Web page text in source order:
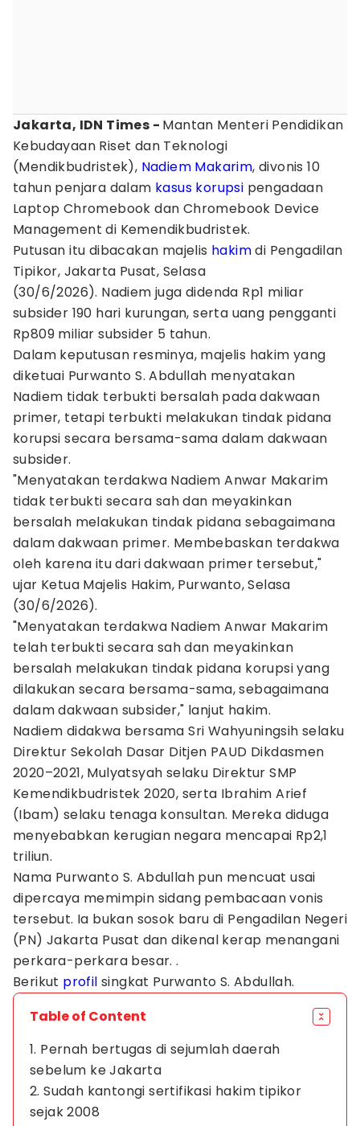
Jakarta, IDN Times - Mantan Menteri Pendidikan
Kebudayaan Riset dan Teknologi
(Mendikbudristek), Nadiem Makarim, divonis 10
tahun penjara dalam kasus korupsi pengadaan
Laptop Chromebook dan Chromebook Device
Management di Kemendikbudristek.
Putusan itu dibacakan majelis hakimdi Pengadilan
Tipikor, Jakarta Pusat, Selasa
(30/6/2026). Nadiem juga didenda Rp1 miliar
subsider 190 hari kurungan, serta uang pengganti
Rp809 miliar subsider 5 tahun.
Dalam keputusan resminya, majelis hakim yang
diketuai Purwanto S. Abdullah menyatakan
Nadiem tidak terbukti bersalah pada dakwaan
primer, tetapi terbukti melakukan tindak pidana
korupsi secara bersama-sama dalam dakwaan
subsider.
"Menyatakan terdakwa Nadiem Anwar Makarim
tidak terbukti secara sah dan meyakinkan
bersalah melakukan tindak pidana sebagaimana
dalam dakwaan primer. Membebaskan terdakwa
oleh karena itu dari dakwaan primer tersebut,"
ujar Ketua Majelis Hakim, Purwanto, Selasa
(30/6/2026).
"Menyatakan terdakwa Nadiem Anwar Makarim
telah terbukti secara sah dan meyakinkan
bersalah melakukan tindak pidana korupsi yang
dilakukan secara bersama-sama, sebagaimana
dalam dakwaan subsider," lanjut hakim.
Nadiem didakwa bersama Sri Wahyuningsih selaku
Direktur Sekolah Dasar Ditjen PAUD Dikdasmen
2020–2021, Mulyatsyah selaku Direktur SMP
Kemendikbudristek 2020, serta Ibrahim Arief
(Ibam) selaku tenaga konsultan. Mereka diduga
menyebabkan kerugian negara mencapai Rp2,1
triliun.
Nama Purwanto S. Abdullah pun mencuat usai
dipercaya memimpin sidang pembacaan vonis
tersebut. Ia bukan sosok baru di Pengadilan Negeri
(PN) Jakarta Pusat dan dikenal kerap menangani
perkara-perkara besar. .
Berikut profil singkat Purwanto S. Abdullah.
Table of Content
1. Pernah bertugas di sejumlah daerah
sebelum ke Jakarta
2. Sudah kantongi sertifikasi hakim tipikor
sejak 2008